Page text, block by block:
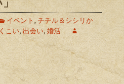
イベント, チチル＆シシリか
こい,出会い,婚活